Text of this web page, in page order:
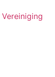
Vereiniging